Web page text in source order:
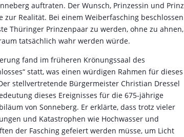
auftraten. Der Wunsch, Prinzessin und Prinz
zur Realität. Bei einem Weiberfasching beschlossen
Thüringer Prinzenpaar zu werden, ohne zu ahnen,
tatsächlich wahr werden würde.
fand im früheren Krönungssaal des
statt, was einen würdigen Rahmen für dieses
stellvertretende Bürgermeister Christian Dressel
dieses Ereignisses für die 675-jährige
von Sonneberg. Er erklärte, dass trotz vieler
und Katastrophen wie Hochwasser und
der Fasching gefeiert werden müsse, um Licht